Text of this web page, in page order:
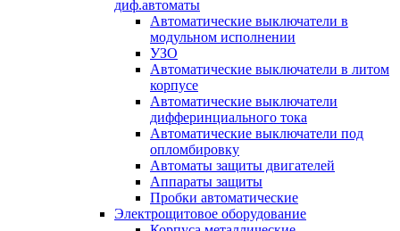
диф.автоматы
Автоматические выключатели в
модульном исполнении
УЗО
Автоматические выключатели в литом
корпусе
Автоматические выключатели
дифферинциального тока
Автоматические выключатели под
опломбировку
Автоматы защиты двигателей
Аппараты защиты
Пробки автоматические
Электрощитовое оборудование